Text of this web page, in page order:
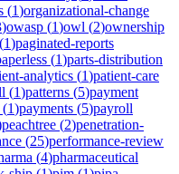
(1)organizational-change
)owasp (1)owl (2)ownership
(1)paginated-reports
(1)parts-distribution
analytics (1)patient-care
(1)patterns (5)payment
(1)payments (5)payroll
peachtree (2)penetration-
(25)performance-review
(4)pharmaceutical